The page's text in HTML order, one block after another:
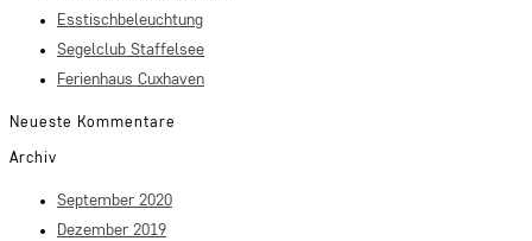
Esstischbeleuchtung
Segelclub Staffelsee
Ferienhaus Cuxhaven
Neueste Kommentare
Archiv
September 2020
Dezember 2019